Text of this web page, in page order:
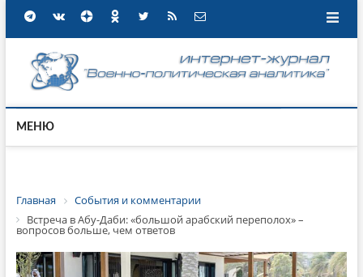
МЕНЮ
Главная
События и комментарии
Встреча в Абу-Даби: «большой арабский переполох» –
вопросов больше, чем ответов